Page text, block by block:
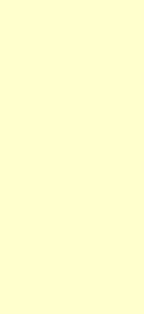
美
健
沙
陽
弘
秀
博
顕
剛